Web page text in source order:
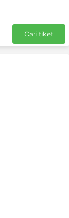
perjalanan
privasi dan
oleh bas
pilihan yang
Kerusi
untuk
Ia
tempat duduk
dengan pilihan
makanan
di atas bas
mengisi
Cari tiket